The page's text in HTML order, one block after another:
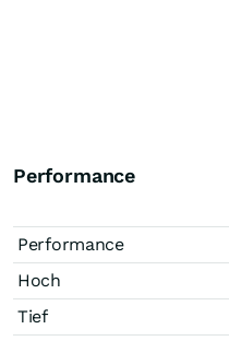
Performance
Performance
Hoch
Tief